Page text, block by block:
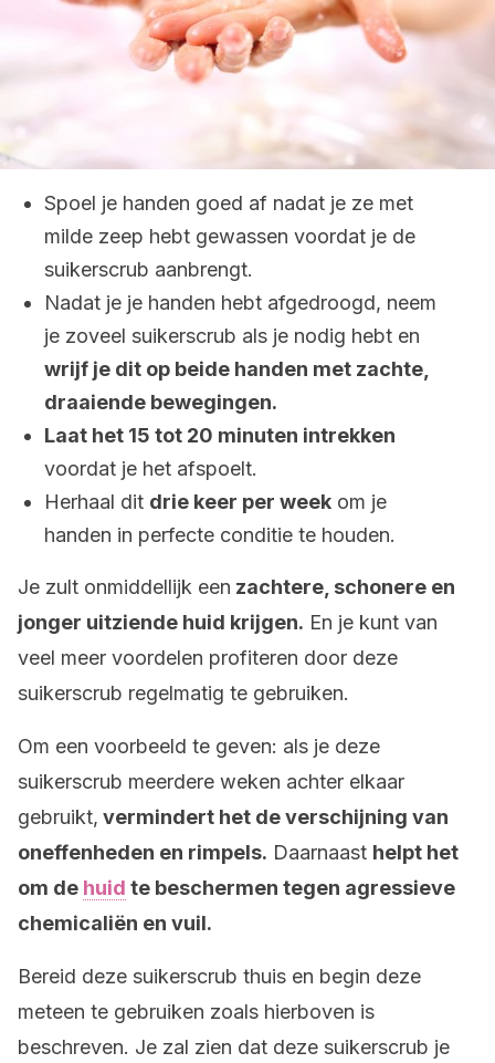
Spoel je handen goed af nadat je ze met
milde zeep hebt gewassen voordat je de
suikerscrub aanbrengt.
Nadat je je handen hebt afgedroogd, neem
je zoveel suikerscrub als je nodig hebt en
wrijf je dit op beide handen met zachte,
draaiende bewegingen.
Laat het 15 tot 20 minuten intrekken
voordat je het afspoelt.
Herhaal dit drie keer per week om je
handen in perfecte conditie te houden.
Je zult onmiddellijk een zachtere, schonere en
jonger uitziende huid krijgen. En je kunt van
veel meer voordelen profiteren door deze
suikerscrub regelmatig te gebruiken.
Om een voorbeeld te geven: als je deze
suikerscrub meerdere weken achter elkaar
gebruikt, vermindert het de verschijning van
oneffenheden en rimpels. Daarnaast helpt het
om de huid te beschermen tegen agressieve
chemicaliën en vuil.
Bereid deze suikerscrub thuis en begin deze
meteen te gebruiken zoals hierboven is
beschreven. Je zal zien dat deze suikerscrub je